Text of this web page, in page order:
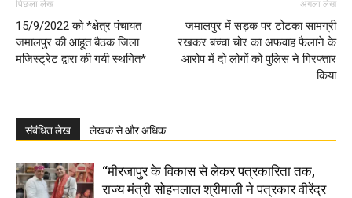
पिछला लेख
15/9/2022 को *क्षेत्र पंचायत
जमालपुर की आहूत बैठक जिला
मजिस्ट्रेट द्वारा की गयी स्थगित*
अगला लेख
जमालपुर में सड़क पर टोटका सामग्री
रखकर बच्चा चोर का अफवाह फैलाने के
आरोप में दो लोगों को पुलिस ने गिरफ्तार
किया
संबंधित लेख लेखक से और अधिक
“मीरजापुर के विकास से लेकर पत्रकारिता तक,
राज्य मंत्री सोहनलाल श्रीमाली ने पत्रकार वीरेंद्र